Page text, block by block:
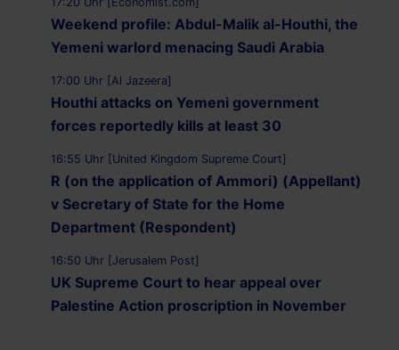
Weekend profile: Abdul-Malik al-Houthi, the
Yemeni warlord menacing Saudi Arabia
17:00 Uhr [Al Jazeera]
Houthi attacks on Yemeni government
forces reportedly kills at least 30
16:55 Uhr [United Kingdom Supreme Court]
R (on the application of Ammori) (Appellant)
v Secretary of State for the Home
Department (Respondent)
16:50 Uhr [Jerusalem Post]
UK Supreme Court to hear appeal over
Palestine Action proscription in November